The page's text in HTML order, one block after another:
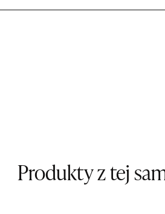
Produkty z tej